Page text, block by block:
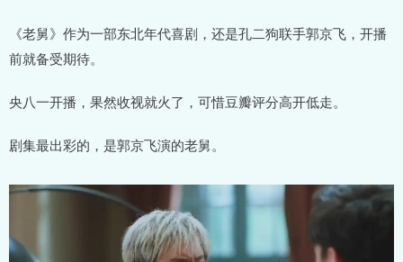
《老舅》作为一部东北年代喜剧，还是孔二狗联手郭京飞，开播
前就备受期待。
央八一开播，果然收视就火了，可惜豆瓣评分高开低走。
剧集最出彩的，是郭京飞演的老舅。